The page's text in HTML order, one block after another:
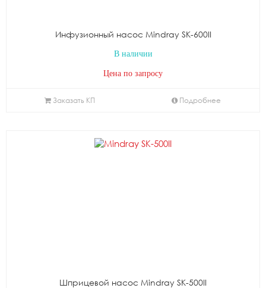
Инфузионный насос Mindray SK-600II
В наличии
Цена по запросу
Заказать КП Подробнее
Шприцевой насос Mindray SK-500II